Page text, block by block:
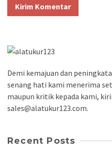
Demi kemajuan dan
senang hati kami menerima
maupun kritik kepada kami,
sales@alatukur123.com.
Recent Posts